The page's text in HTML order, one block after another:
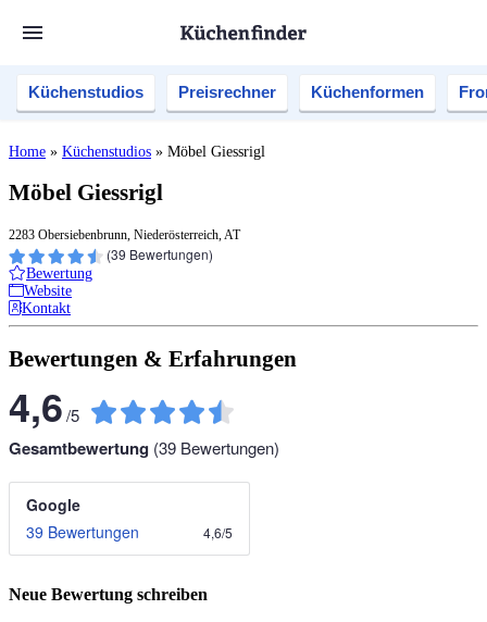
Küchenstudios Preisrechner Küchenformen
Home » Küchenstudios » Möbel Giessrigl
Möbel Giessrigl
2283 Obersiebenbrunn, Niederösterreich, AT
(39 Bewertungen)
Bewertung
Website
Kontakt
Bewertungen & Erfahrungen
4,6/5
Gesamtbewertung (39 Bewertungen)
Google
39 Bewertungen
4,6/5
Neue Bewertung schreiben